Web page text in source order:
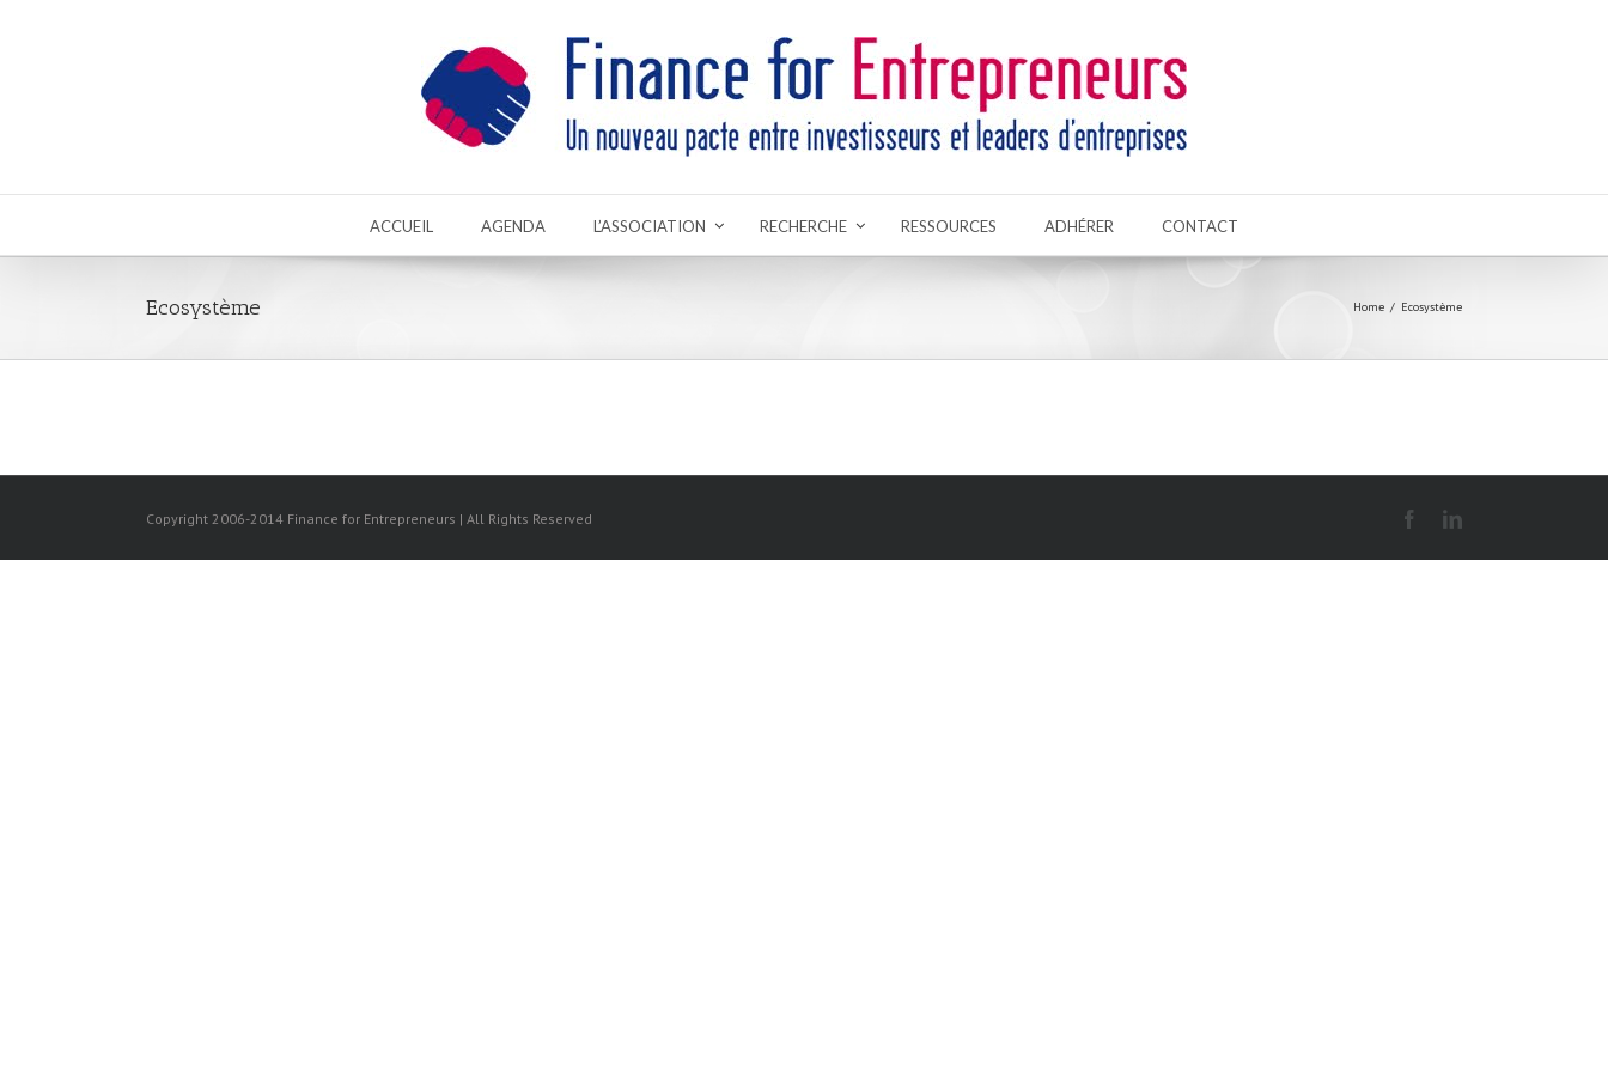
ACCUEIL AGENDA L’ASSOCIATION RECHERCHE RESSOURCES ADHÉRER CONTACT
Ecosystème Home Ecosystème
Copyright 2006-2014 Finance for Entrepreneurs | All Rights Reserved